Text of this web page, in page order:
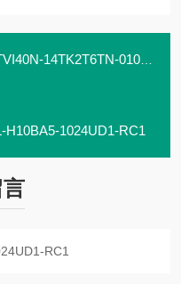
14TK2T6TN-01024
H10BA5-1024UD1-RC1